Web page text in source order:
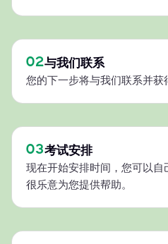
02与我们联系
您的下一步将与我们联系并获
03考试安排
现在开始安排时间，您可以
很乐意为您提供帮助。